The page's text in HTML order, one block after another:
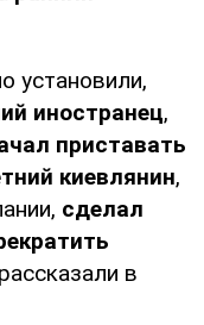
установили,
иностранец,
приставать
киевлянин,
сделал
в